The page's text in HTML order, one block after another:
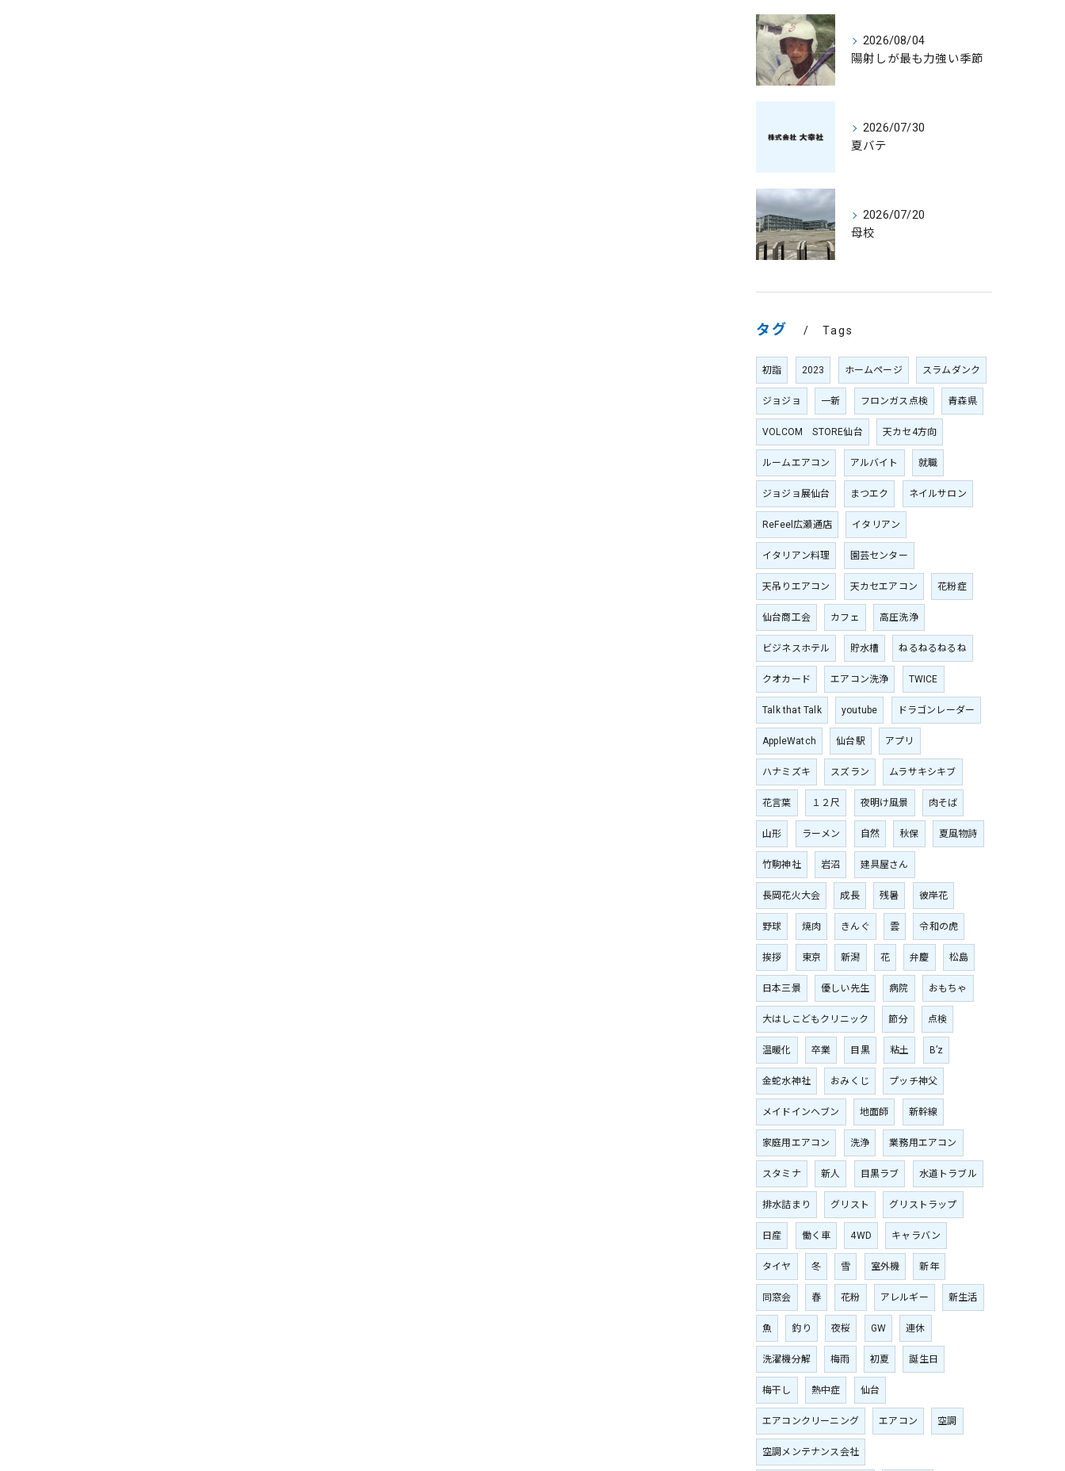
2026/08/04
陽射しが最も力強い季節
2026/07/30
夏バテ
2026/07/20
母校
タグ Tags
初詣 2023 ホームページ スラムダンク
ジョジョ 一新 フロンガス点検 青森県
VOLCOM STORE仙台 天カセ4方向
ルームエアコン アルバイト 就職
ジョジョ展仙台 まつエク ネイルサロン
ReFeel広瀬通店 イタリアン
イタリアン料理 園芸センター
天吊りエアコン 天カセエアコン 花粉症
仙台商工会 カフェ 高圧洗浄
ビジネスホテル 貯水槽 ねるねるねるね
クオカード エアコン洗浄 TWICE
Talk that Talk youtube ドラゴンレーダー
AppleWatch 仙台駅 アプリ
ハナミズキ スズラン ムラサキシキブ
花言葉 １２尺 夜明け風景 肉そば
山形 ラーメン 自然 秋保 夏風物詩
竹駒神社 岩沼 建具屋さん
長岡花火大会 成長 残暑 彼岸花
野球 焼肉 きんぐ 雲 令和の虎
挨拶 東京 新潟 花 弁慶 松島
日本三景 優しい先生 病院 おもちゃ
大はしこどもクリニック 節分 点検
温暖化 卒業 目黒 粘土 B’z
金蛇水神社 おみくじ プッチ神父
メイドインヘブン 地面師 新幹線
家庭用エアコン 洗浄 業務用エアコン
スタミナ 新人 目黒ラブ 水道トラブル
排水詰まり グリスト グリストラップ
日産 働く車 4WD キャラバン
タイヤ 冬 雪 室外機 新年
同窓会 春 花粉 アレルギー 新生活
魚 釣り 夜桜 GW 連休
洗濯機分解 梅雨 初夏 誕生日
梅干し 熱中症 仙台
エアコンクリーニング エアコン 空調
空調メンテナンス会社